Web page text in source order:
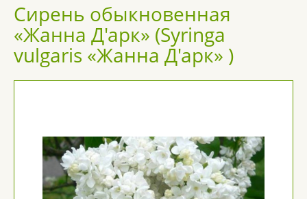
Сирень обыкновенная
«Жанна Д'арк» (Syringa
vulgaris «Жанна Д'арк» )